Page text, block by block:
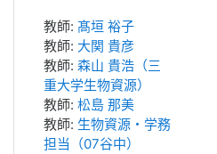
教師: 髙垣 裕子
教師: 大関 貴彦
教師: 森山 貴浩（三
重大学生物資源）
教師: 松島 那美
教師: 生物資源・学務
担当（07谷中）